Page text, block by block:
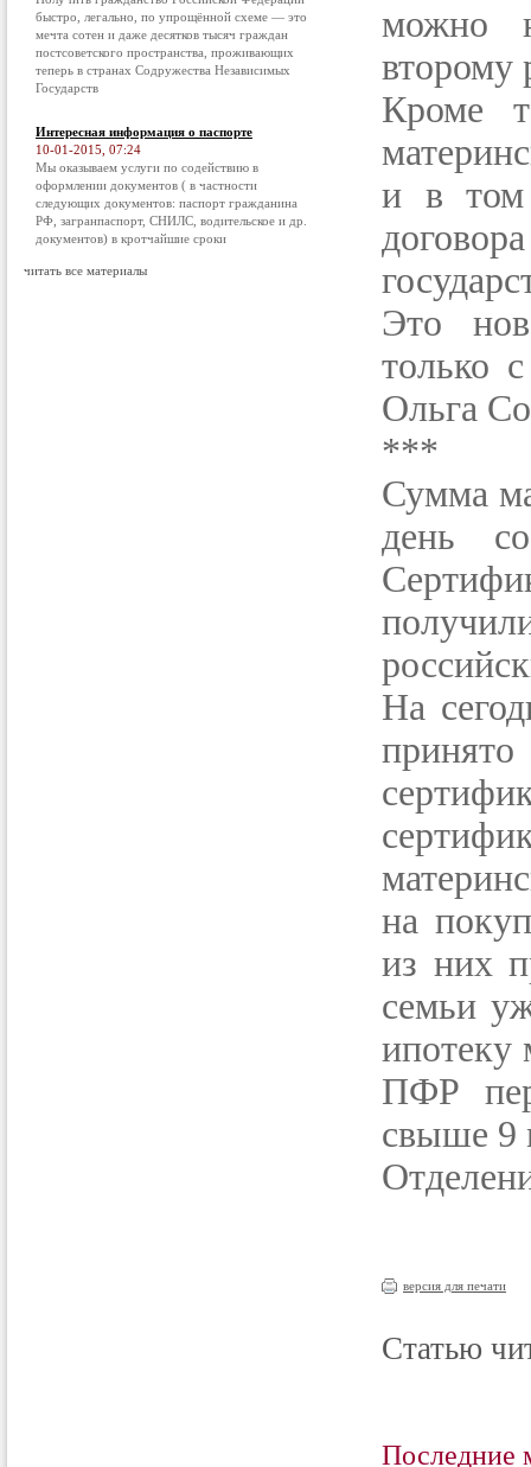
быстро, легально, по упрощённой схеме — это
мечта сотен и даже десятков тысяч граждан
постсоветского пространства, проживающих
теперь в странах Содружества Независимых
Государств
Интересная информация о паспорте
10-01-2015, 07:24
Мы оказываем услуги по содействию в
оформлении документов ( в частности
следующих документов: паспорт гражданина
РФ, загранпаспорт, СНИЛС, водительское и др.
документов) в кротчайшие сроки
читать все материалы
можно
второму
Кроме
и в том
Это
только
Ольга
***
Сумма
день
На
на
из них
семьи
ипотеку
ПФР
свыше 9
версия для печати
Статью
Последние